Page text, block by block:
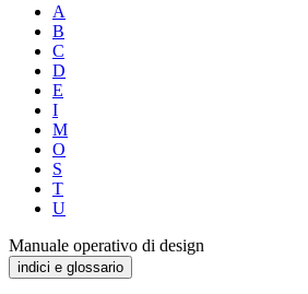
A
B
C
D
E
I
M
O
S
T
U
Manuale operativo di design
indici e glossario